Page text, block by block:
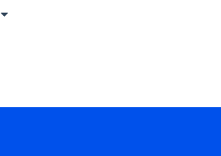
Mostrar submenu para traduções